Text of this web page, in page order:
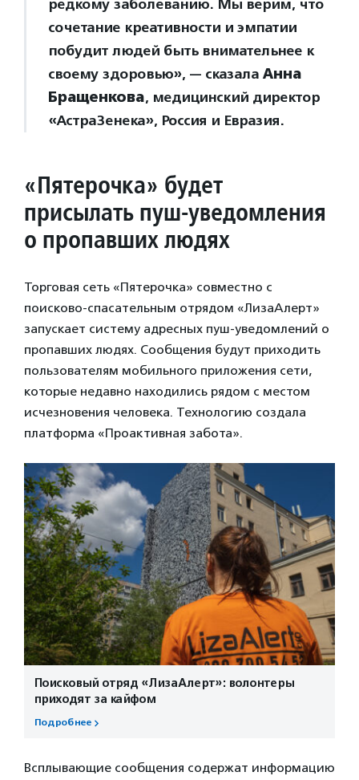
редкому заболеванию. Мы верим, что
сочетание креативности и эмпатии
побудит людей быть внимательнее к
своему здоровью», — сказала Анна
Бращенкова, медицинский директор
«АстраЗенека», Россия и Евразия.
«Пятерочка» будет
присылать пуш-уведомления
о пропавших людях
Торговая сеть «Пятерочка» совместно с
поисково-спасательным отрядом «ЛизаАлерт»
запускает систему адресных пуш-уведомлений о
пропавших людях. Сообщения будут приходить
пользователям мобильного приложения сети,
которые недавно находились рядом с местом
исчезновения человека. Технологию создала
платформа «Проактивная забота».
Поисковый отряд «ЛизаАлерт»: волонтеры
приходят за кайфом
Подробнее
Всплывающие сообщения содержат информацию